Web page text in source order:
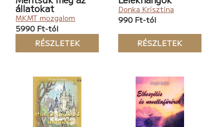
Egy sajtos perec
Melyik a leghasznosabb állat?
Facilia Peregrinus – Magyarország
Jobb élet vár
Pfeiffer Gábor – Magyarország
Sex on the Beach
Goran Episcopus – Kanada
Vatikáni nyomozó – Halál a szentmisén
állatokat
MKMT mozgalom
5990 Ft-tól
RÉSZLETEK
Donka Krisztina
990 Ft-tól
RÉSZLETEK